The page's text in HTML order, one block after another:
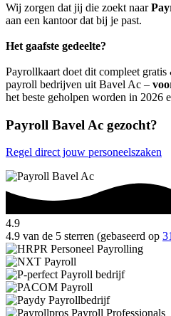
Wij zorgen dat jij die zoekt naar
aan een kantoor dat bij je past.
Het gaafste gedeelte?
Payrollkaart doet dit compleet
payroll bedrijven uit Bavel Ac –
het beste geholpen worden in 2026
Payroll Bavel Ac gezocht?
Regel direct jouw personeelszaken
4.9
4.9 van de 5 sterren (gebaseerd op